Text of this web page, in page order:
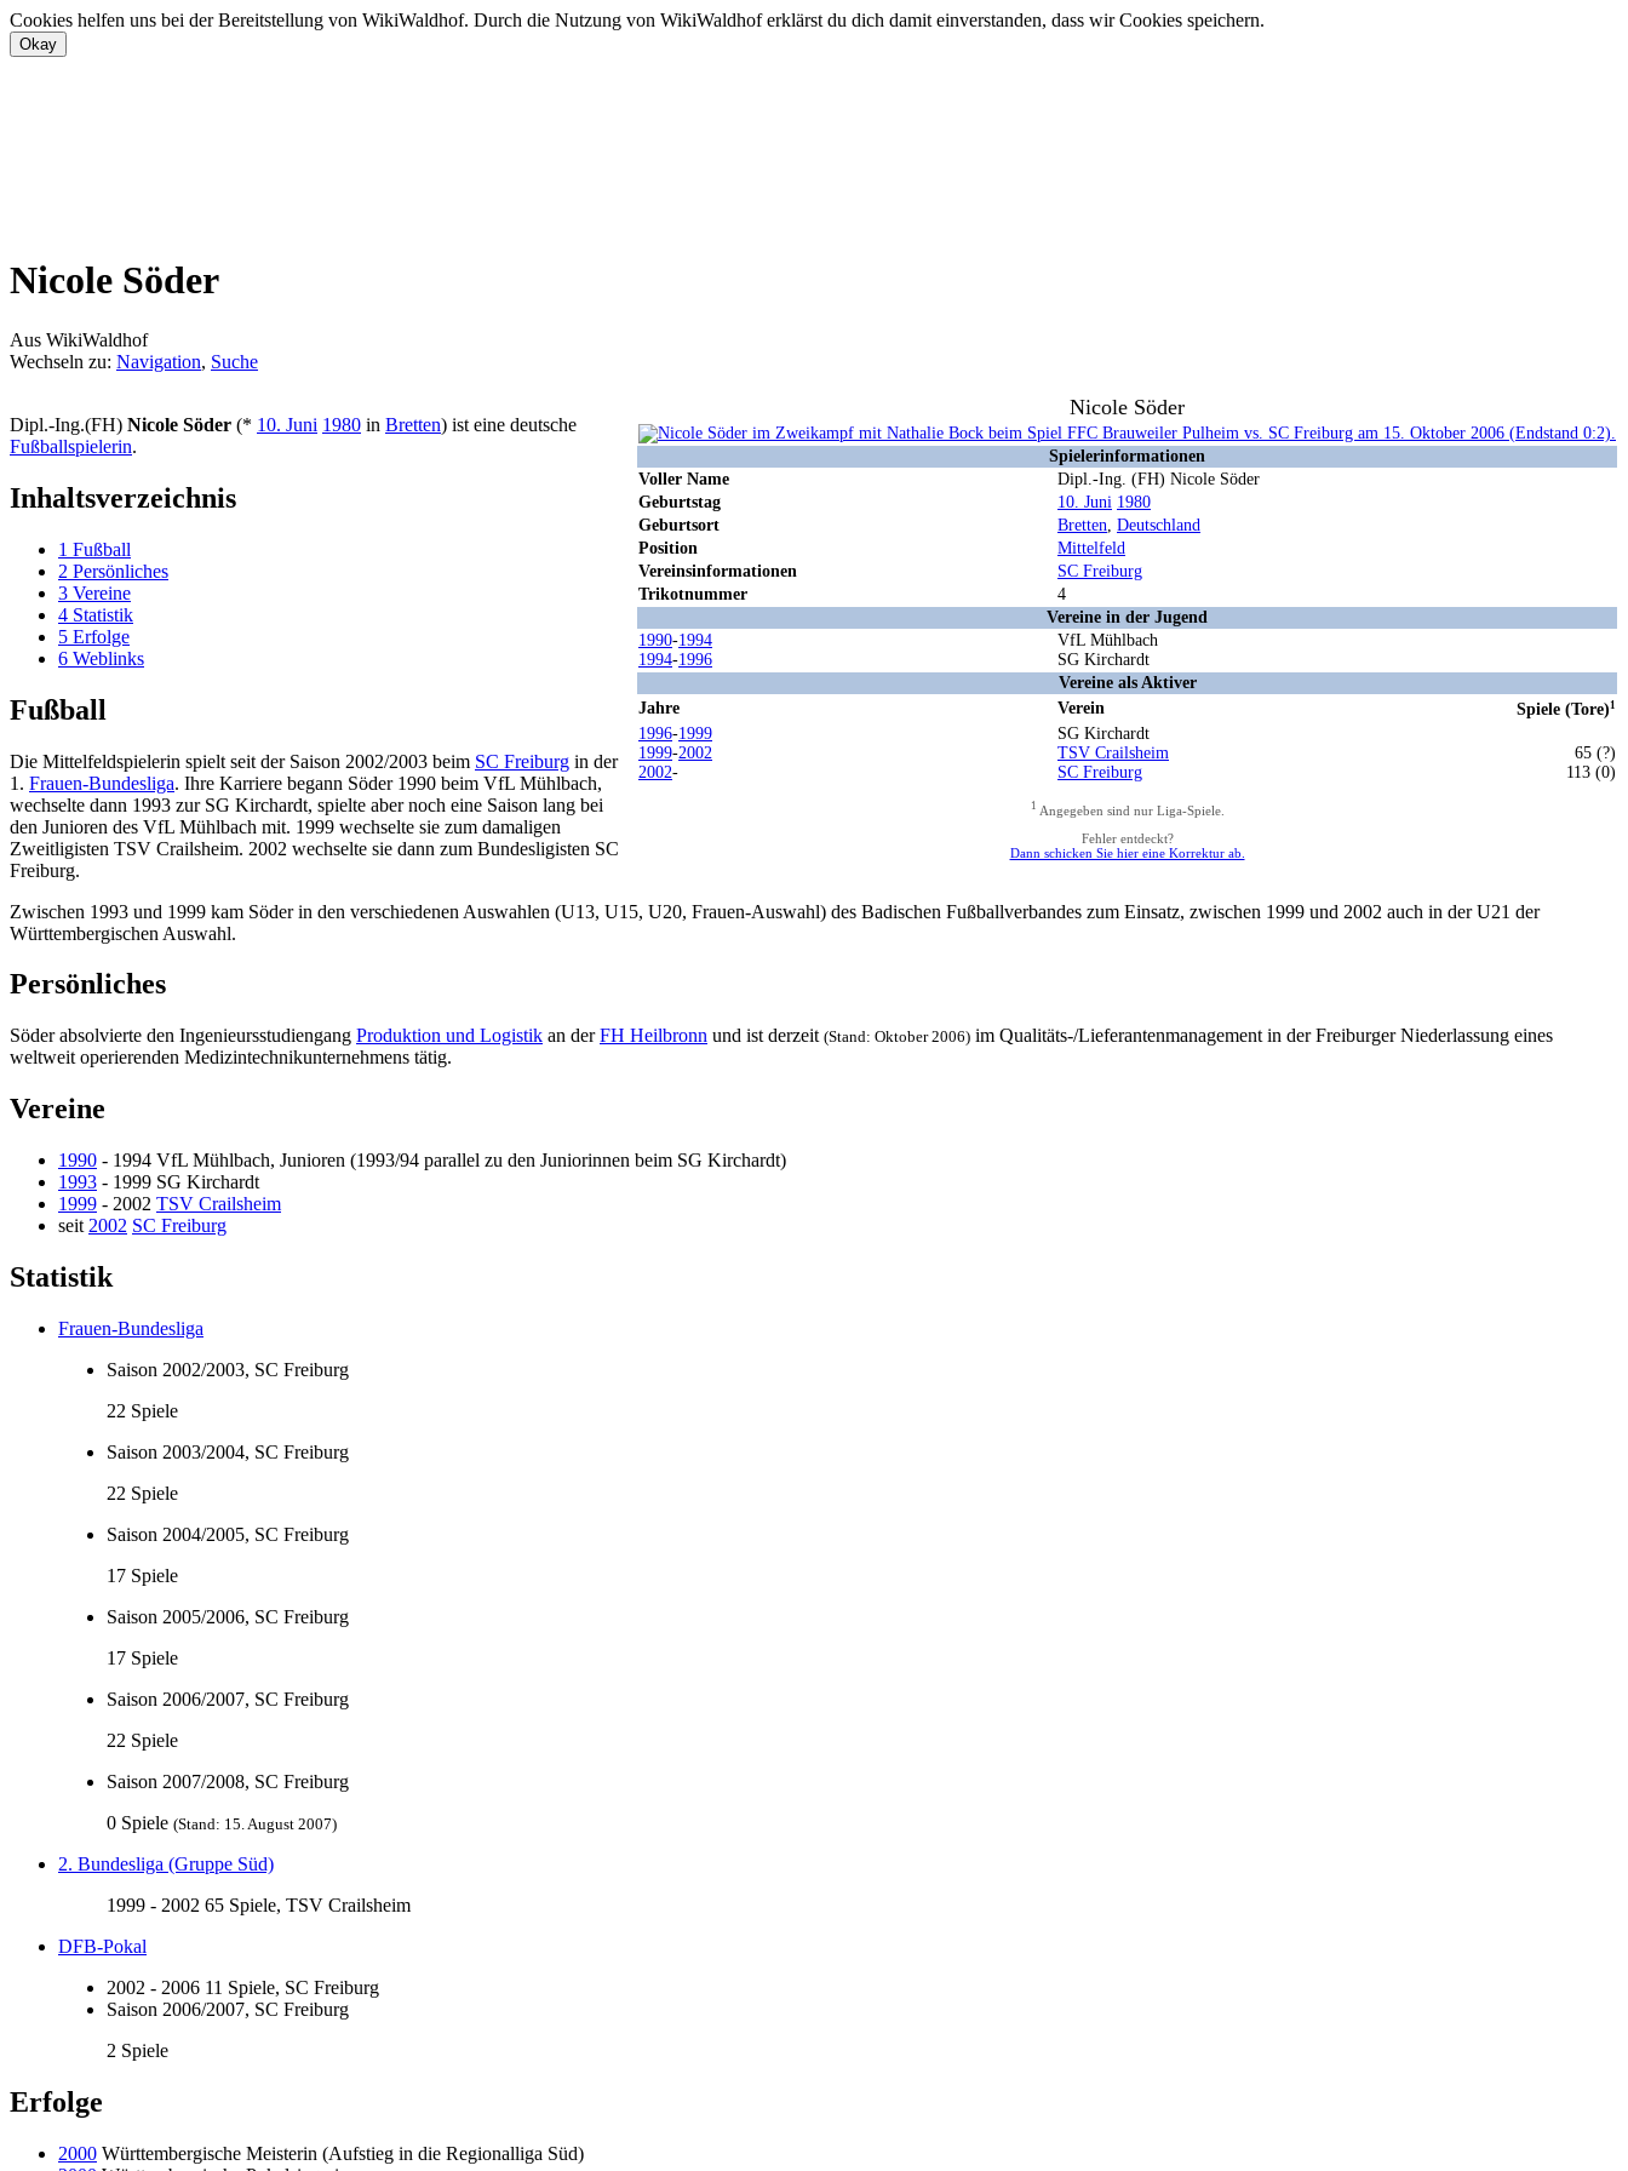
Cookies helfen uns bei der Bereitstellung von WikiWaldhof. Durch die Nutzung von WikiWaldhof erklärst du dich damit einverstanden, dass wir Cookies speichern.
Nicole Söder
Aus WikiWaldhof
Wechseln zu: Navigation, Suche
Nicole Söder
Spielerinformationen
Voller Name
Dipl.-Ing. (FH) Nicole Söder
Geburtstag
10. Juni 1980
Geburtsort
Bretten Deutschland
Position
Mittelfeld
Vereinsinformationen
SC Freiburg
Trikotnummer
4
Vereine in der Jugend
1990-1994
1994-1996
VfL Mühlbach
SG Kirchardt
Vereine als Aktiver
Jahre
Verein Spiele (Tore)1
1996-1999
1999-2002
2002-
SG Kirchardt
TSV Crailsheim
SC Freiburg
65 (?)
113 (0)
1 Angegeben sind nur Liga-Spiele.
Fehler entdeckt?
Dann schicken Sie hier eine Korrektur ab.
Dipl.-Ing.(FH) Nicole Söder (* 10. Juni 1980 in Bretten) ist eine deutsche
Fußballspielerin.
Inhaltsverzeichnis
1 Fußball
2 Persönliches
3 Vereine
4 Statistik
5 Erfolge
6 Weblinks
Fußball
Die Mittelfeldspielerin spielt seit der Saison 2002/2003 beim SC Freiburg in der
1. Frauen-Bundesliga. Ihre Karriere begann Söder 1990 beim VfL Mühlbach,
wechselte dann 1993 zur SG Kirchardt, spielte aber noch eine Saison lang bei
den Junioren des VfL Mühlbach mit. 1999 wechselte sie zum damaligen
Zweitligisten TSV Crailsheim. 2002 wechselte sie dann zum Bundesligisten SC
Freiburg.
Zwischen 1993 und 1999 kam Söder in den verschiedenen Auswahlen (U13, U15, U20, Frauen-Auswahl) des Badischen Fußballverbandes zum Einsatz, zwischen 1999 und 2002 auch in der U21 der
Württembergischen Auswahl.
Persönliches
Söder absolvierte den Ingenieursstudiengang Produktion und Logistik an derFH Heilbronn und ist derzeit (Stand: Oktober 2006) im Qualitäts-/Lieferantenmanagement in der Freiburger Niederlassung eines
weltweit operierenden Medizintechnikunternehmens tätig.
Vereine
1990 - 1994 VfL Mühlbach, Junioren (1993/94 parallel zu den Juniorinnen beim SG Kirchardt)
1993 - 1999 SG Kirchardt
1999 - 2002 TSV Crailsheim
seit 2002 SC Freiburg
Statistik
Frauen-Bundesliga
Saison 2002/2003, SC Freiburg
22 Spiele
Saison 2003/2004, SC Freiburg
22 Spiele
Saison 2004/2005, SC Freiburg
17 Spiele
Saison 2005/2006, SC Freiburg
17 Spiele
Saison 2006/2007, SC Freiburg
22 Spiele
Saison 2007/2008, SC Freiburg
0 Spiele (Stand: 15. August 2007)
2. Bundesliga (Gruppe Süd)
1999 - 2002 65 Spiele, TSV Crailsheim
DFB-Pokal
2002 - 2006 11 Spiele, SC Freiburg
Saison 2006/2007, SC Freiburg
2 Spiele
Erfolge
2000 Württembergische Meisterin (Aufstieg in die Regionalliga Süd)